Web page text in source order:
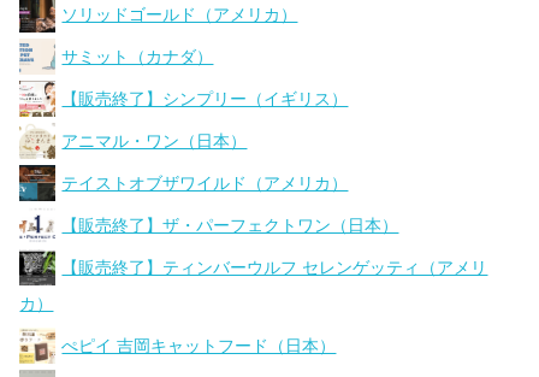
ソリッドゴールド（アメリカ）
サミット（カナダ）
【販売終了】シンプリー（イギリス）
アニマル・ワン（日本）
テイストオブザワイルド（アメリカ）
【販売終了】ザ・パーフェクトワン（日本）
【販売終了】ティンバーウルフ セレンゲッティ（アメリ
カ）
ぺピイ 吉岡キャットフード（日本）